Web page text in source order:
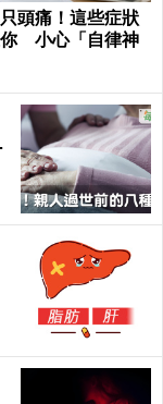
頭痛！這些症狀
小心「自律神